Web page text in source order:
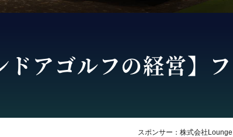
ドアゴルフの経営】
スポンサー：株式会社